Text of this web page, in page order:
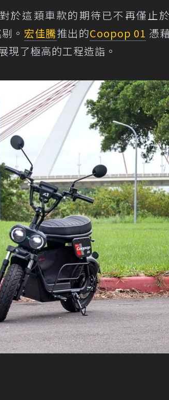
於這類車款的期待已不再僅止
。 宏佳騰推出的Coopop 01 憑
現了極高的工程造詣。